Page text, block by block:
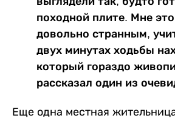
походной плите. Мне
довольно странным,
двух минутах ходьбы
который гораздо
рассказал один из
Еще одна местная